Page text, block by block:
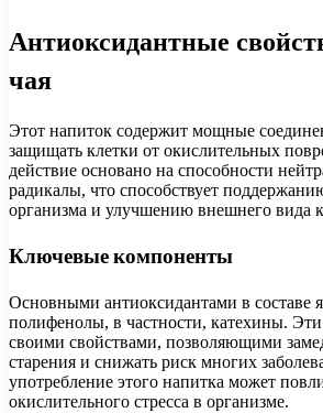
Антиоксидантные
чая
Этот напиток содержит мощные
защищать клетки от окислительных
действие основано на способности
радикалы, что способствует
организма и улучшению внешнего вида
Ключевые компоненты
Основными антиоксидантами в составе
полифенолы, в частности, катехины.
своими свойствами, позволяющими
старения и снижать риск многих
употребление этого напитка может
окислительного стресса в организме.